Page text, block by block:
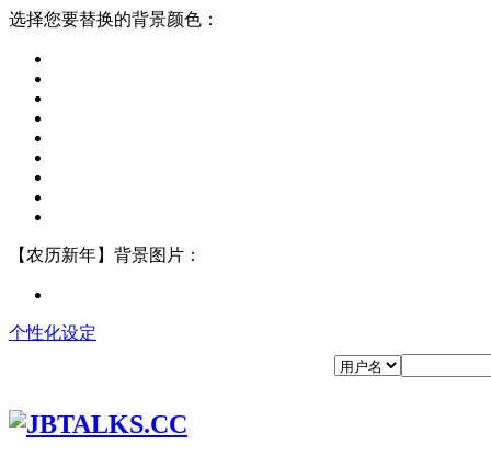
选择您要替换的背景颜色：
【农历新年】背景图片：
个性化设定